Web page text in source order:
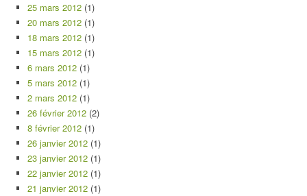
25 mars 2012 (1)
20 mars 2012 (1)
18 mars 2012 (1)
15 mars 2012 (1)
6 mars 2012 (1)
5 mars 2012 (1)
2 mars 2012 (1)
26 février 2012 (2)
8 février 2012 (1)
26 janvier 2012 (1)
23 janvier 2012 (1)
22 janvier 2012 (1)
21 janvier 2012 (1)